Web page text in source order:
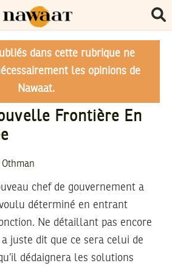
dans cette rubrique ne
les opinions de
Nawaat.
Frontière En
Othman
chef de gouvernement a
déterminé en entrant
Ne détaillant pas encore
juste dit que ce sera celui de
dédaignera les solutions